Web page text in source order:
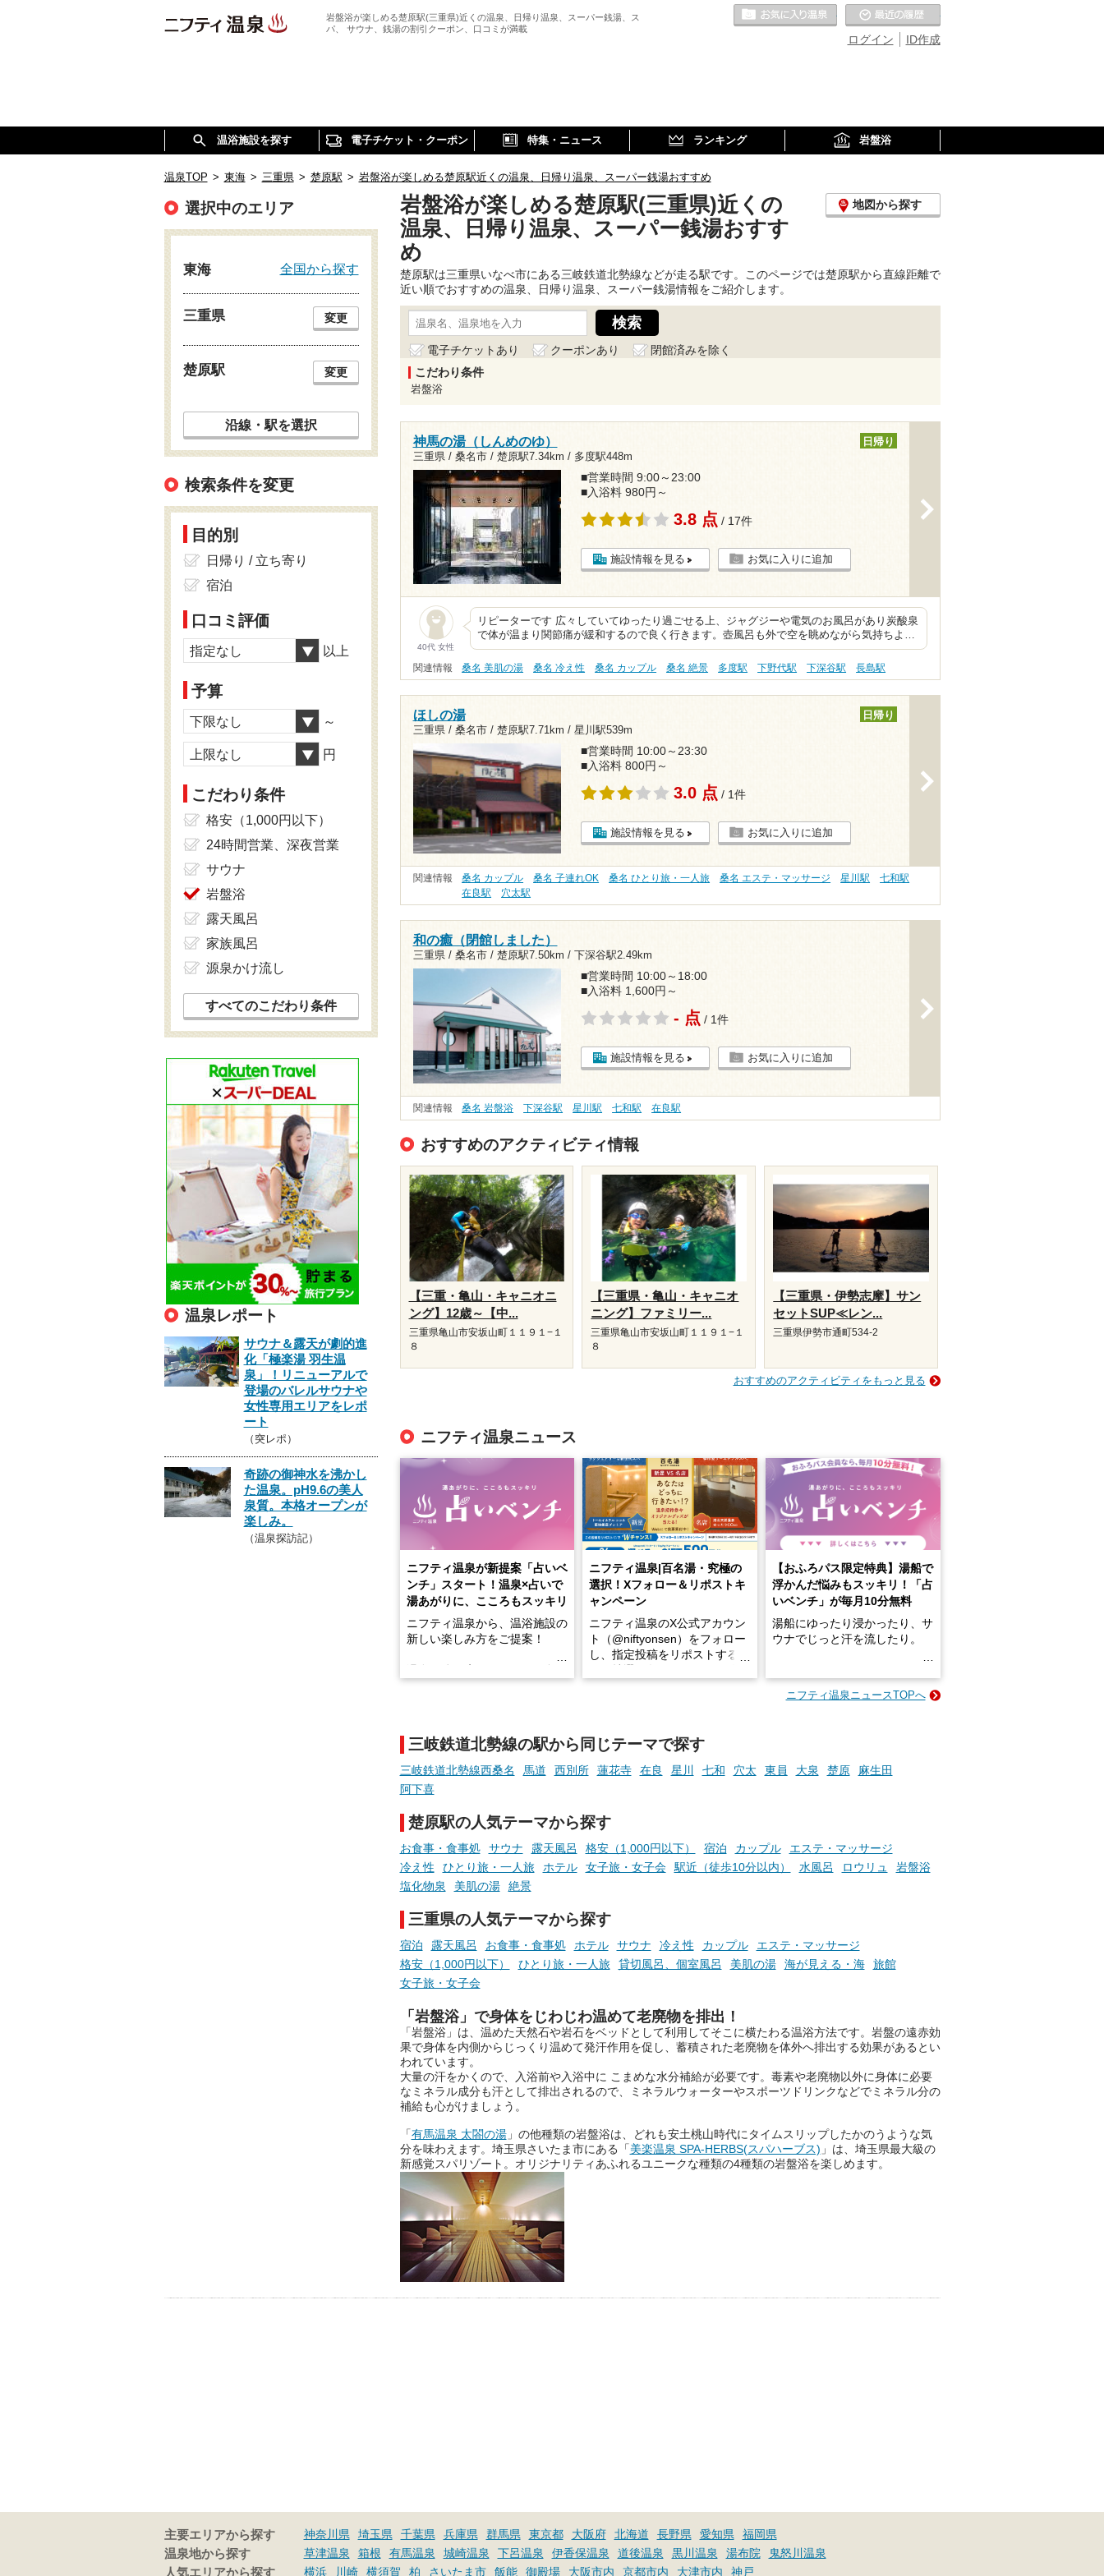
岩盤浴が楽しめる楚原駅(三重県)近くの温泉、日帰り温泉、スーパー銭湯、ス
パ、 サウナ、銭湯の割引クーポン、口コミが満載
ID作成
ログイン
お気に入りの温泉
温浴施設を探す 電子チケット・クーポン 特集・ニュース ランキング 岩盤浴
温泉TOP > 東海 > 三重県 > 楚原駅 > 岩盤浴が楽しめる楚原駅近くの温泉、日帰り温泉、スーパー銭湯おすすめ
岩盤浴が楽しめる楚原駅(三重県)近くの
温泉、日帰り温泉、スーパー銭湯おすす
め
地図から探す
楚原駅は三重県いなべ市にある三岐鉄道北勢線などが走る駅です。このページでは楚原駅から直線距離で
近い順でおすすめの温泉、日帰り温泉、スーパー銭湯情報をご紹介します。
電子チケットあり クーポンあり
閉館済みを除く
こだわり条件
岩盤浴
神馬の湯（しんめのゆ）
三重県 / 桑名市 / 楚原駅7.34km / 多度駅448m
日帰り
■営業時間 9:00～23:00
■入浴料 980円～
3.8 点 / 17件
施設情報を見る お気に入りに追加
40代 女性
リピーターです 広々していてゆったり過ごせる上、ジャグジーや電気のお風呂があり炭酸泉
で体が温まり関節痛が緩和するので良く行きます。壺風呂も外で空を眺めながら気持ちよ…
関連情報 桑名 美肌の湯 桑名 冷え性 桑名 カップル 桑名 絶景 多度駅 下野代駅 下深谷駅 長島駅
ほしの湯
三重県 / 桑名市 / 楚原駅7.71km / 星川駅539m
日帰り
■営業時間 10:00～23:30
■入浴料 800円～
3.0 点 / 1件
施設情報を見る お気に入りに追加
関連情報 桑名 カップル 桑名 子連れOK 桑名 ひとり旅・一人旅 桑名 エステ・マッサージ 星川駅
七和駅
在良駅
穴太駅
和の癒（閉館しました）
三重県 / 桑名市 / 楚原駅7.50km / 下深谷駅2.49km
■営業時間 10:00～18:00
■入浴料 1,600円～
- 点 / 1件
施設情報を見る お気に入りに追加
関連情報 桑名 岩盤浴 下深谷駅 星川駅 七和駅 在良駅
おすすめのアクティビティ情報
【三重・亀山・キャニオニ
ング】12歳～【中...
三重県亀山市安坂山町１１９１−１
８
【三重県・亀山・キャニオ
ニング】ファミリー...
三重県亀山市安坂山町１１９１−１
８
【三重県・伊勢志摩】サン
セットSUP≪レン...
三重県伊勢市通町534-2
おすすめのアクティビティをもっと見る
ニフティ温泉ニュース
ニフティ温泉が新提案「占いベ
ンチ」スタート！温泉×占いで
湯あがりに、こころもスッキリ
ニフティ温泉から、温浴施設の
新しい楽しみ方をご提案！
手相やタロットなど気軽に楽し
める占いで、“ととのう”おふろ
時間を、もっと特別に。
ニフティ温泉|百名湯・究極の
選択！Xフォロー＆リポストキ
ャンペーン
ニフティ温泉のX公式アカウン
ト（@niftyonsen）をフォロー
し、指定投稿をリポストする
【おふろパス限定特典】湯船で
浮かんだ悩みもスッキリ！「占
いベンチ」が毎月10分無料
湯船にゆったり浸かったり、サ
ウナでじっと汗を流したり。
そんな「一人でぼんやり過ごす
でくることはありませんか？
らこそ向き合える、大切な自分
の本音。
とができるサービスです。
おふろパス会員様なら、この特
ニフティ温泉ニュースTOPへ
三岐鉄道北勢線の駅から同じテーマで探す
三岐鉄道北勢線西桑名 馬道 西別所 蓮花寺 在良 星川 七和 穴太 東員 大泉 楚原
麻生田
阿下喜
楚原駅の人気テーマから探す
お食事・食事処 サウナ 露天風呂 格安（1,000円以下） 宿泊 カップル
エステ・マッサージ
冷え性
ひとり旅・一人旅 ホテル 女子旅・女子会 駅近（徒歩10分以内） 水風呂 ロウリュ
岩盤浴
塩化物泉
美肌の湯 絶景
三重県の人気テーマから探す
宿泊 露天風呂 お食事・食事処 ホテル サウナ 冷え性 カップル
エステ・マッサージ
格安（1,000円以下）
ひとり旅・一人旅 貸切風呂、個室風呂 美肌の湯 海が見える・海
旅館
女子旅・女子会
「岩盤浴」で身体をじわじわ温めて老廃物を排出！
「岩盤浴」は、温めた天然石や岩石をベッドとして利用してそこに横たわる温浴方法です。岩盤の遠赤効
果で身体を内側からじっくり温めて発汗作用を促し、蓄積された老廃物を体外へ排出する効果があるとい
われています。
大量の汗をかくので、入浴前や入浴中に こまめな水分補給が必要です。毒素や老廃物以外に身体に必要
なミネラル成分も汗として排出されるので、ミネラルウォーターやスポーツドリンクなどでミネラル分の
補給も心がけましょう。
「有馬温泉 太閤の湯」の他種類の岩盤浴は、どれも安土桃山時代にタイムスリップしたかのうような気
分を味わえます。埼玉県さいたま市にある「美楽温泉 SPA-HERBS(スパハーブス) 」は、埼玉県最大級の
新感覚スパリゾート。オリジナリティあふれるユニークな種類の4種類の岩盤浴を楽しめます。
選択中のエリア
東海 全国から探す
三重県 変更
楚原駅 変更
沿線・駅を選択
検索条件を変更
目的別
日帰り / 立ち寄り
宿泊
口コミ評価
指定なし 以上
予算
下限なし ～
上限なし 円
こだわり条件
格安（1,000円以下）
24時間営業、深夜営業
サウナ
岩盤浴
露天風呂
家族風呂
源泉かけ流し
すべてのこだわり条件
温泉レポート
サウナ＆露天が劇的進
化「極楽湯 羽生温
泉」！リニューアルで
登場のバレルサウナや
女性専用エリアをレポ
ート
（突レポ）
奇跡の御神水を沸かし
た温泉。pH9.6の美人
泉質。本格オープンが
楽しみ。
（温泉探訪記）
主要エリアから探す 神奈川県 埼玉県 千葉県 兵庫県 群馬県 東京都 大阪府 北海道 長野県 愛知県
福岡県
温泉地から探す
草津温泉 箱根 有馬温泉 城崎温泉 下呂温泉 伊香保温泉 道後温泉 黒川温泉 湯布院
鬼怒川温泉
人気エリアから探す
横浜 川崎 横須賀 柏 さいたま市 飯能 御殿場 大阪市内 京都市内 大津市内 神戸